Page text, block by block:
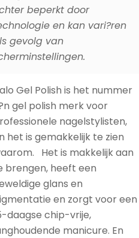
gevolg van
Gel Polish is het nummer
nagelstylisten,
het is gemakkelijk te zien
Het is makkelijk aan
brengen, heeft een
glans en
en zorgt voor een
daagse chip-vrije,
manicure. En
te vergeten, het is ook
eens veganistisch en